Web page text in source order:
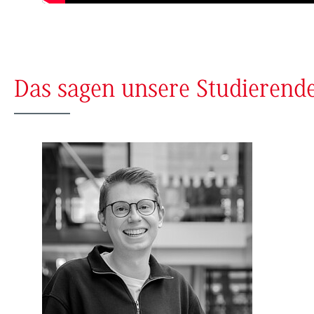
Das sagen unsere